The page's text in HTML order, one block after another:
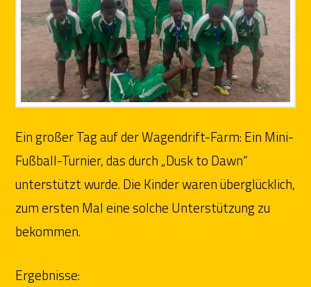
Ein großer Tag auf der Wagendrift-Farm: Ein Mini-
Fußball-Turnier, das durch „Dusk to Dawn“
unterstützt wurde. Die Kinder waren überglücklich,
zum ersten Mal eine solche Unterstützung zu
bekommen.
Ergebnisse: